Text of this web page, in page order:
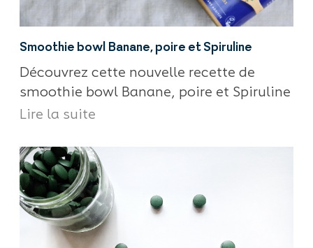
Smoothie bowl Banane, poire et Spiruline
Découvrez cette nouvelle recette de
smoothie bowl Banane, poire et Spiruline
Lire la suite